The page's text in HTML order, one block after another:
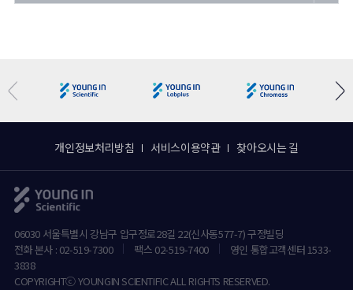
개인정보처리방침 서비스이용약관 찾아오시는 길
06030 서울특별시 강남구 압구정로28길 22(신사동577-7) 구정빌딩
전화 본사 : 02-519-7300
팩스 02-519-7400
영인 통합고객센터 1533-
3838
COPYRIGHTⓒ YOUNGIN SCIENTIFIC ALL RIGHTS RESERVED.